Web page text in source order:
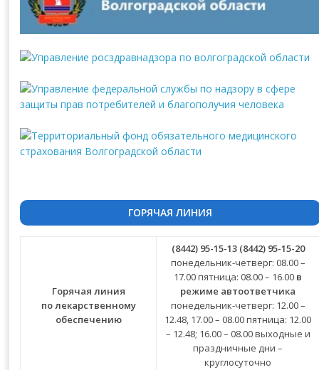
ГОРЯЧАЯ ЛИНИЯ
Горячая линия
по лекарственному
обеспечению
(8442) 95-15-13 (8442) 95-15-20
понедельник-четверг: 08.00 –
17.00 пятница: 08.00 – 16.00 в
режиме автоответчика
понедельник-четверг: 12.00 –
12.48, 17.00 – 08.00 пятница: 12.00
– 12.48; 16.00 – 08.00 выходные и
праздничные дни –
круглосуточно